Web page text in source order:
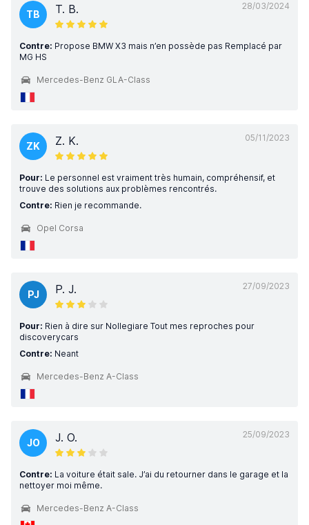
28/03/2024
TB T. B.
Contre: Propose BMW X3 mais n’en possède pas Remplacé par
MG HS
Mercedes-Benz GLA-Class
05/11/2023
ZK Z. K.
Pour: Le personnel est vraiment très humain, compréhensif, et
trouve des solutions aux problèmes rencontrés.
Contre: Rien je recommande.
Opel Corsa
27/09/2023
PJ P. J.
Pour: Rien à dire sur Nollegiare Tout mes reproches pour
discoverycars
Contre: Neant
Mercedes-Benz A-Class
25/09/2023
JO J. O.
Contre: La voiture était sale. J’ai du retourner dans le garage et la
nettoyer moi même.
Mercedes-Benz A-Class